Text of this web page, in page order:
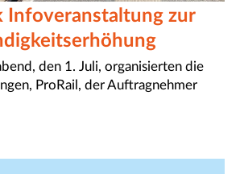
Infoveranstaltung zur
den 1. Juli, organisierten die
ProRail, der Auftragnehmer